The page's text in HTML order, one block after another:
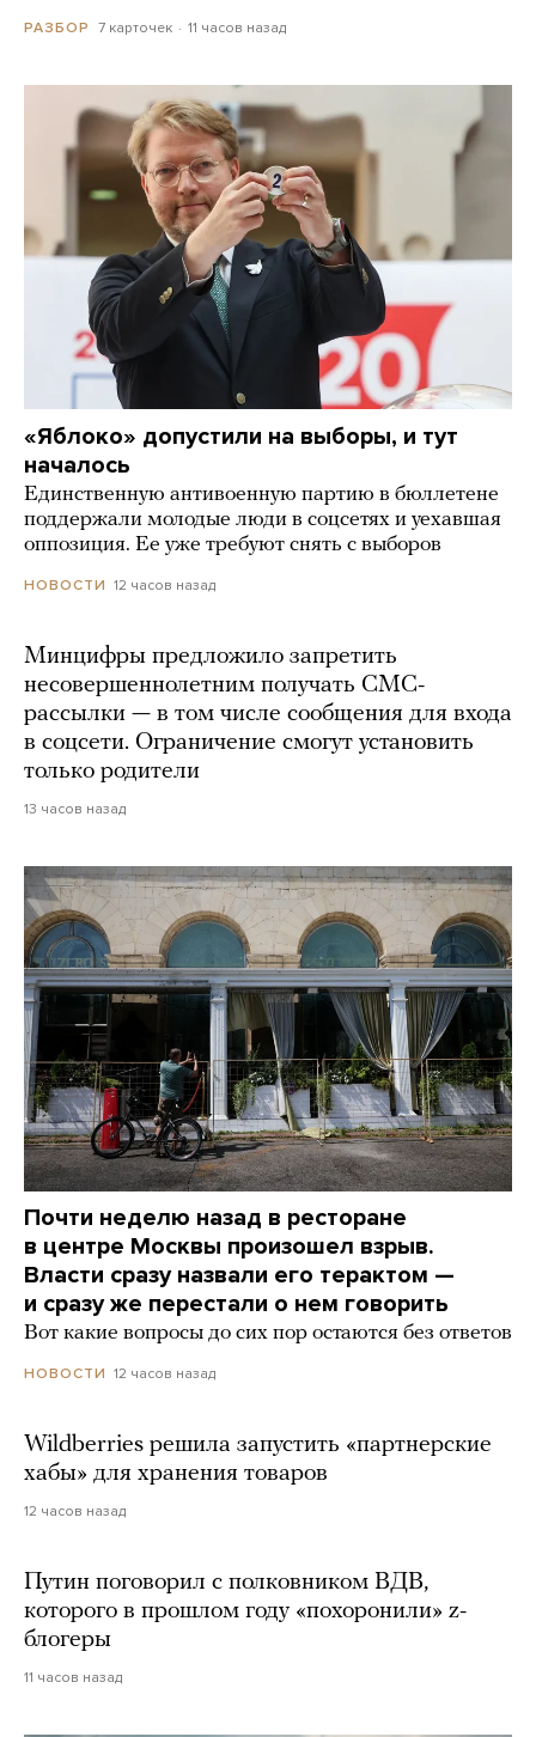
РАЗБОР 7 карточек 11 часов назад
«Яблоко» допустили на выборы, и тут
началось
Единственную антивоенную партию в бюллетене
поддержали молодые люди в соцсетях и уехавшая
оппозиция. Ее уже требуют снять с выборов
НОВОСТИ 12 часов назад
Минцифры предложило запретить
несовершеннолетним получать СМС-
рассылки — в том числе сообщения для входа
в соцсети. Ограничение смогут установить
только родители
13 часов назад
Почти неделю назад в ресторане
в центре Москвы произошел взрыв.
Власти сразу назвали его терактом —
и сразу же перестали о нем говорить
Вот какие вопросы до сих пор остаются без ответов
НОВОСТИ 12 часов назад
Wildberries решила запустить «партнерские
хабы» для хранения товаров
12 часов назад
Путин поговорил с полковником ВДВ,
которого в прошлом году «похоронили» z-
блогеры
11 часов назад